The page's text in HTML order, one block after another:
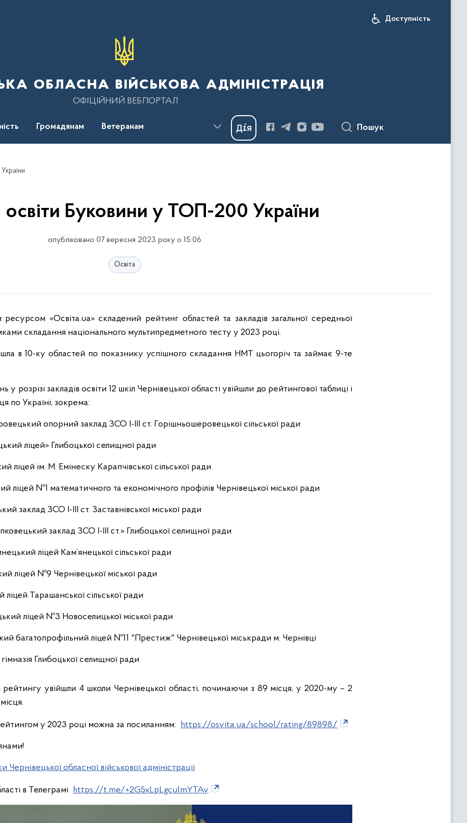
Доступність
обласна військова адміністрація
ОФІЦІЙНИЙ ВЕБПОРТАЛ
Громадянам Ветеранам Пошук
освіти Буковини у ТОП-200 України
опубліковано 07 вересня 2023 року о 15:06
Освіта
складання національного мультипредметного тесту у 2023 році.
в 10-ку областей по показнику успішного складання НМТ цьогоріч та займає 9-те
у розрізі закладів освіти 12 шкіл Чернівецької області увійшли до рейтингової таблиці і
по Україні, зокрема:
опорний заклад ЗСО І-ІІІ ст. Горішньошеровецької сільської ради
ліцей» Глибоцької селищної ради
ліцей ім. М. Емінеску Карапчівської сільської ради
ліцей №1 математичного та економічного профілів Чернівецької міської ради
заклад ЗСО І-ІІІ ст. Заставнівської міської ради
заклад ЗСО І-ІІІ ст.» Глибоцької селищної ради
ліцей Кам’янецької сільської ради
ліцей №9 Чернівецької міської ради
ліцей Тарашанської сільської ради
ліцей №3 Новоселицької міської ради
багатопрофільний ліцей №11 "Престиж" Чернівецької міськради м. Чернівці
Глибоцької селищної ради
рейтингу увійшли 4 школи Чернівецької області, починаючи з 89 місця, у 2020-му – 2
у 2023 році можна за посиланням: https://osvita.ua/school/rating/89898/
обласної військової адміністрації
в Телеграмі https://t.me/+2G5xLpLgculmYTAy